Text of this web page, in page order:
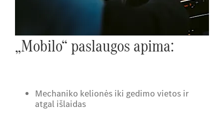
„Mobilo“ paslaugos apima:
Mechaniko kelionės iki gedimo vietos ir
atgal išlaidas